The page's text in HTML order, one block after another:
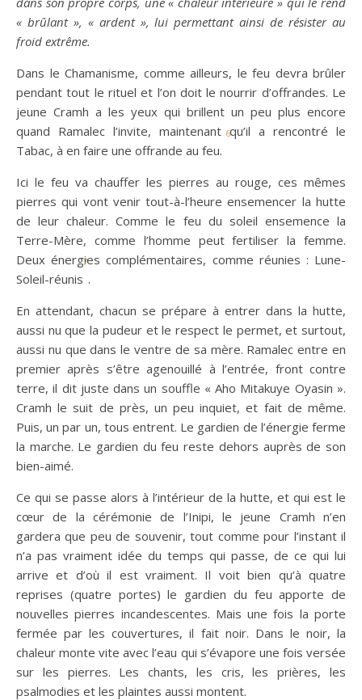
« brûlant », « ardent », lui permettant ainsi de résister au
froid extrême.
Dans le Chamanisme, comme ailleurs, le feu devra brûler
pendant tout le rituel et l’on doit le nourrir d’offrandes. Le
jeune Cramh a les yeux qui brillent un peu plus encore
quand Ramalec l’invite, maintenant qu’il a rencontré le
Tabac, à en faire une offrande au feu.
6
Ici le feu va chauffer les pierres au rouge, ces mêmes
pierres qui vont venir tout-à-l’heure ensemencer la hutte
de leur chaleur. Comme le feu du soleil ensemence la
Terre-Mère, comme l’homme peut fertiliser la femme.
Deux énergies complémentaires, comme réunies : Lune-
Soleil-réunis
7
.
En attendant, chacun se prépare à entrer dans la hutte,
aussi nu que la pudeur et le respect le permet, et surtout,
aussi nu que dans le ventre de sa mère. Ramalec entre en
premier après s’être agenouillé à l’entrée, front contre
terre, il dit juste dans un souffle « Aho Mitakuye Oyasin ».
Cramh le suit de près, un peu inquiet, et fait de même.
Puis, un par un, tous entrent. Le gardien de l’énergie ferme
la marche. Le gardien du feu reste dehors auprès de son
bien-aimé.
Ce qui se passe alors à l’intérieur de la hutte, et qui est le
cœur de la cérémonie de l’Inipi, le jeune Cramh n’en
gardera que peu de souvenir, tout comme pour l’instant il
n’a pas vraiment idée du temps qui passe, de ce qui lui
arrive et d’où il est vraiment. Il voit bien qu’à quatre
reprises (quatre portes) le gardien du feu apporte de
nouvelles pierres incandescentes. Mais une fois la porte
fermée par les couvertures, il fait noir. Dans le noir, la
chaleur monte vite avec l’eau qui s’évapore une fois versée
sur les pierres. Les chants, les cris, les prières, les
psalmodies et les plaintes aussi montent.